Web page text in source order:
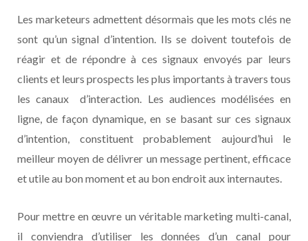
Les marketeurs admettent désormais que les mots clés ne
sont qu’un signal d’intention. Ils se doivent toutefois de
réagir et de répondre à ces signaux envoyés par leurs
clients et leurs prospects les plus importants à travers tous
les canaux d’interaction. Les audiences modélisées en
ligne, de façon dynamique, en se basant sur ces signaux
d’intention, constituent probablement aujourd’hui le
meilleur moyen de délivrer un message pertinent, efficace
et utile au bon moment et au bon endroit aux internautes.
Pour mettre en œuvre un véritable marketing multi-canal,
il conviendra d’utiliser les données d’un canal pour